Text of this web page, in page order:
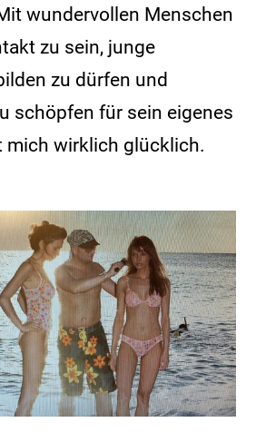
wundervollen Menschen
zu sein, junge
zu dürfen und
schöpfen für sein eigenes
mich wirklich glücklich.